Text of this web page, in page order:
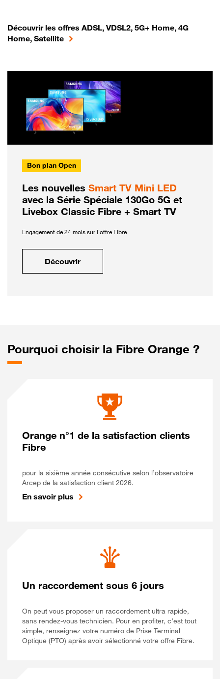
Découvrir les offres ADSL, VDSL2, 5G+ Home, 4G
Home, Satellite
Bon plan Open
Les nouvelles Smart TV Mini LED
avec la Série Spéciale 130Go 5G et
Livebox Classic Fibre + Smart TV
Engagement de 24 mois sur l'offre Fibre
Découvrir
Pourquoi choisir la Fibre Orange ?
Orange n°1 de la satisfaction clients
Fibre
pour la sixième année consécutive selon l’observatoire
Arcep de la satisfaction client 2026.
En savoir plus
Un raccordement sous 6 jours
On peut vous proposer un raccordement ultra rapide,
sans rendez-vous technicien. Pour en profiter, c’est tout
simple, renseignez votre numéro de Prise Terminal
Optique (PTO) après avoir sélectionné votre offre Fibre.